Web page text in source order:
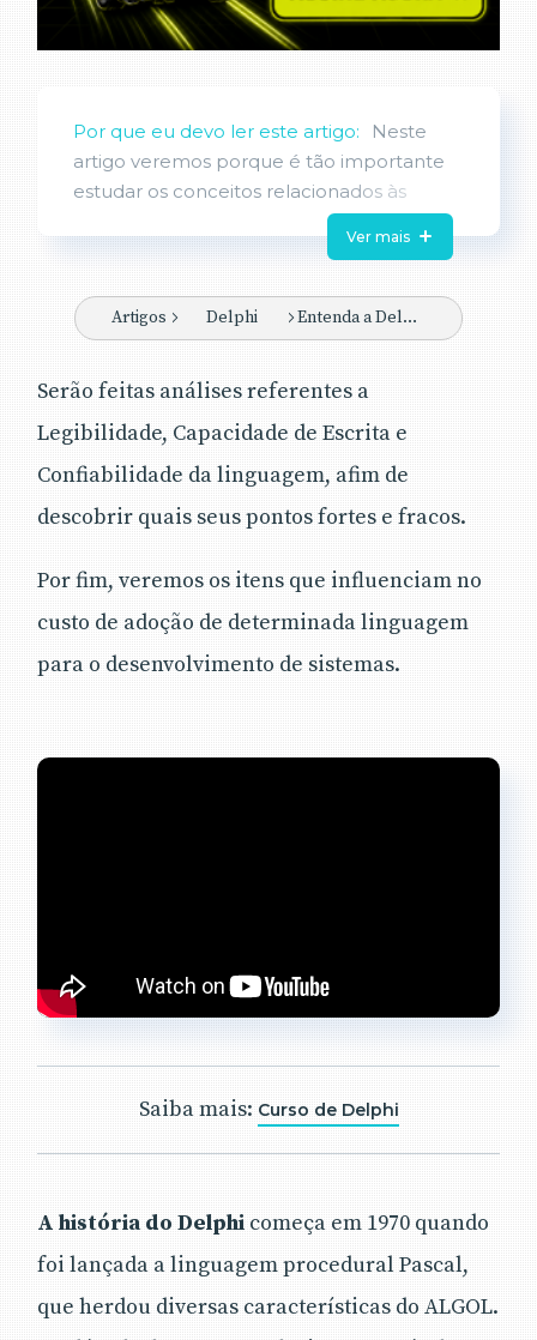
Por que eu devo ler este artigo:
Neste
artigo veremos porque é tão importante
estudar os conceitos relacionados às
linguagens de programação. Além disso,
iremos fazer uma análise completa da
critérios pelos quais podemos fazer um
julgamento da linguagem.
Ver mais
Artigos Delphi Entenda a Delphi Language
Serão feitas análises referentes a
Legibilidade, Capacidade de Escrita e
Confiabilidade da linguagem, afim de
descobrir quais seus pontos fortes e fracos.
Por fim, veremos os itens que influenciam no
custo de adoção de determinada linguagem
para o desenvolvimento de sistemas.
Saiba mais: Curso de Delphi
A história do Delphi começa em 1970 quando
foi lançada a linguagem procedural Pascal,
que herdou diversas características do ALGOL.